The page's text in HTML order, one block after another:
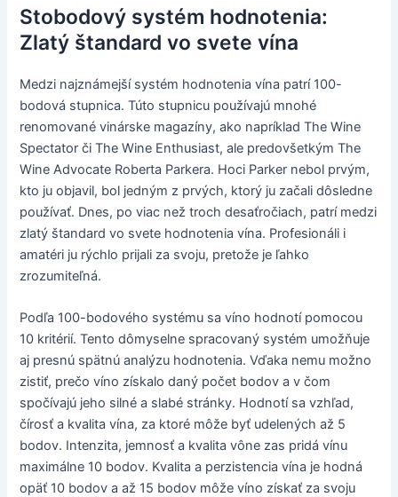
Stobodový systém hodnotenia:
Zlatý štandard vo svete vína
Medzi najznámejší systém hodnotenia vína patrí 100-
bodová stupnica. Túto stupnicu používajú mnohé
renomované vinárske magazíny, ako napríklad The Wine
Spectator či The Wine Enthusiast, ale predovšetkým The
Wine Advocate Roberta Parkera. Hoci Parker nebol prvým,
kto ju objavil, bol jedným z prvých, ktorý ju začali dôsledne
používať. Dnes, po viac než troch desaťročiach, patrí medzi
zlatý štandard vo svete hodnotenia vína. Profesionáli i
amatéri ju rýchlo prijali za svoju, pretože je ľahko
zrozumiteľná.
Podľa 100-bodového systému sa víno hodnotí pomocou
10 kritérií. Tento dômyselne spracovaný systém umožňuje
aj presnú spätnú analýzu hodnotenia. Vďaka nemu možno
zistiť, prečo víno získalo daný počet bodov a v čom
spočívajú jeho silné a slabé stránky. Hodnotí sa vzhľad,
čírosť a kvalita vína, za ktoré môže byť udelených až 5
bodov. Intenzita, jemnosť a kvalita vône zas pridá vínu
maximálne 10 bodov. Kvalita a perzistencia vína je hodná
opäť 10 bodov a až 15 bodov môže víno získať za svoju